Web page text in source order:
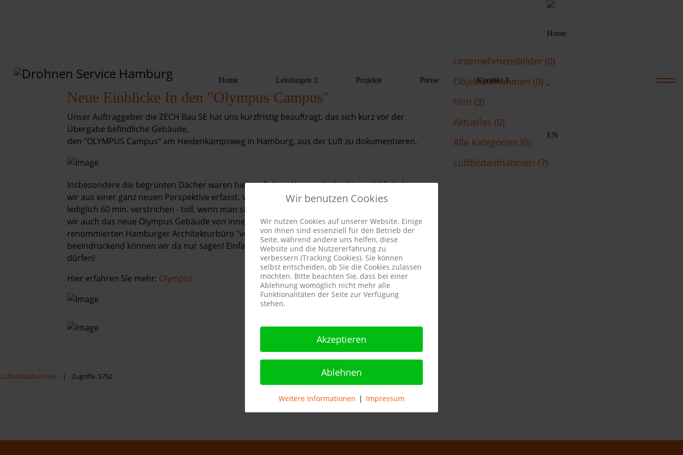
Home Leistungen Projekte Preise Kontakt
Leistungen
Neue Einblicke In den "Olympus Campus"
Unser Auftraggeber die ZECH Bau SE hat uns kurzfristig beauftragt, das sich kurz vor der
Übergabe befindliche Gebäude,
den "OLYMPUS Campus“ am Heidenkampsweg in Hamburg, aus der Luft zu dokumentieren.
Insbesondere die begrünten Dächer waren hier im Fokus. Aber auch die 4 Innenhöfe haben
wir aus einer ganz neuen Perspektive erfasst. Von Anfrage bis zur Umsetzung der Bilder sind
lediglich 60 min. verstrichen - toll, wenn man sich auf Anhieb blind versteht. Dabei durften
wir auch das neue Olympus Gebäude von innen begehen, entworfen von dem international
renommierten Hamburger Architekturbüro "von German, Mark und Partner“ - sehr
beeindruckend können wir da nur sagen! Einfach großartig, was wir alles sehen und erleben
dürfen!
Hier erfahren SIe mehr: Olympus
Unternehmensbilder (0)
Objektaufnahmen (0)
Film (3)
Aktuelles (0)
Alle Kategorien (0)
Luftbildaufnahmen (7)
Luftbildaufnahmen Zugriffe: 5752
Wir benutzen Cookies
Wir nutzen Cookies auf unserer Website. Einige
von ihnen sind essenziell für den Betrieb der
Seite, während andere uns helfen, diese
Website und die Nutzererfahrung zu
verbessern (Tracking Cookies). Sie können
selbst entscheiden, ob Sie die Cookies zulassen
möchten. Bitte beachten Sie, dass bei einer
Ablehnung womöglich nicht mehr alle
Funktionalitäten der Seite zur Verfügung
stehen.
Akzeptieren
Ablehnen
Weitere Informationen | Impressum